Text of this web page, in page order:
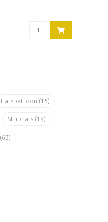
Harspatroon (15)
Striphars (18)
(63)